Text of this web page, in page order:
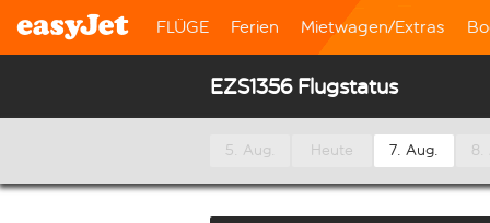
FLÜGE Ferien Mietwagen/Extras
EZS1356 Flugstatus
5. Aug. Heute 7. Aug. 8.